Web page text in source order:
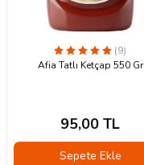
(9)
Afia Tatlı Ketçap 550 Gr
95,00 TL
Sepete Ekle